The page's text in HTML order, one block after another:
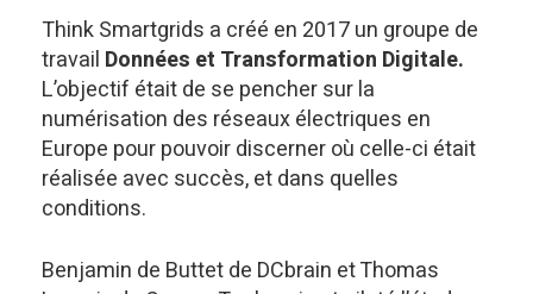
Think Smartgrids a créé en 2017 un groupe de
travail Données et Transformation Digitale.
L’objectif était de se pencher sur la
numérisation des réseaux électriques en
Europe pour pouvoir discerner où celle-ci était
réalisée avec succès, et dans quelles
conditions.
Benjamin de Buttet de DCbrain et Thomas